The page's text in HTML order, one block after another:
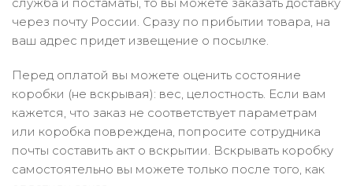
через почту России. Сразу по прибытии товара, на
ваш адрес придет извещение о посылке.
Перед оплатой вы можете оценить состояние
коробки (не вскрывая): вес, целостность. Если вам
кажется, что заказ не соответствует параметрам
или коробка повреждена, попросите сотрудника
почты составить акт о вскрытии. Вскрывать коробку
самостоятельно вы можете только после того, как